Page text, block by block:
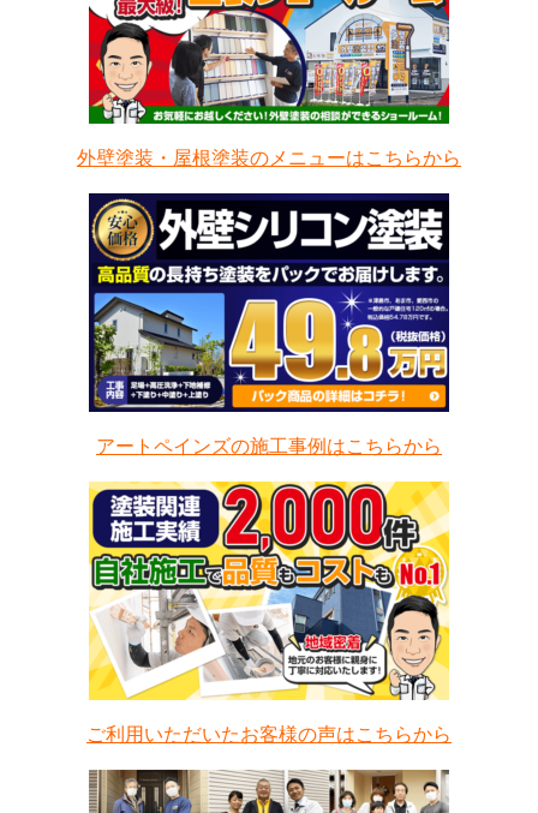
外壁塗装・屋根塗装のメニューはこちらから
アートペインズの施工事例はこちらから
ご利用いただいたお客様の声はこちらから